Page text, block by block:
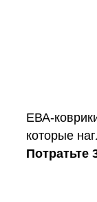
ЕВА-
которые
Потратьте